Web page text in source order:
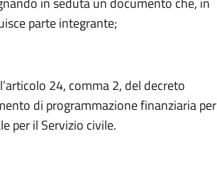
parte integrante;
24, comma 2, del decreto
di programmazione finanziaria per
per il Servizio civile.